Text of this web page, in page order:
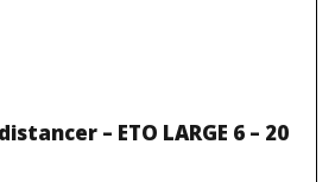
– ETO LARGE 6 – 20